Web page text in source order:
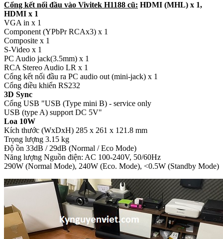
Cổng kết nối đầu vào Vivitek H1188 cũ: HDMI (MHL) x 1,
HDMI x 1
VGA in x 1
Component (YPbPr RCAx3) x 1
Composite x 1
S-Video x 1
PC Audio jack(3.5mm) x 1
RCA Stereo Audio LR x 1
Cổng kết nối đầu ra PC audio out (mini-jack) x 1
Cổng điều khiển RS232
3D Sync
Cổng USB "USB (Type mini B) - service only
USB (type A) support DC 5V"
Loa 10W
Kích thước (WxDxH) 285 x 261 x 121.8 mm
Trọng lượng 3.15 kg
Độ ồn 33dB / 29dB (Normal / Eco Mode)
Năng lượng Nguồn điện: AC 100-240V, 50/60Hz
290W (Normal Mode), 240W (Eco. Mode), <0.5W (Standby Mode)